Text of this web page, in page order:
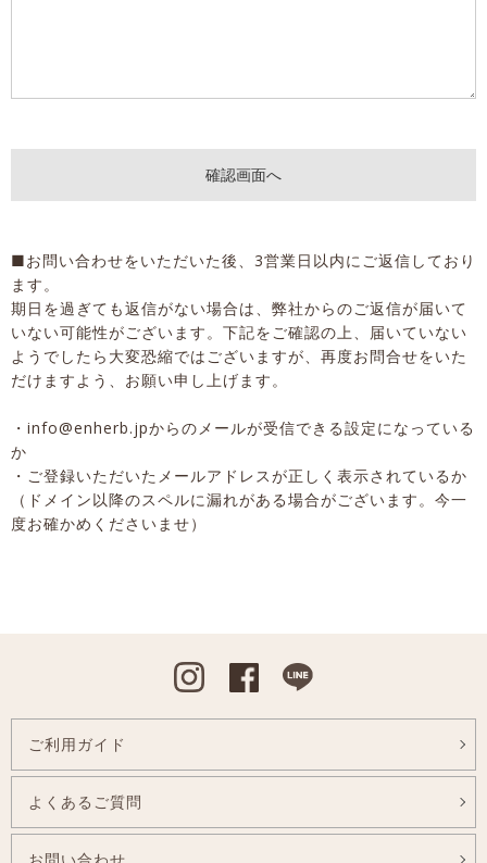
■お問い合わせをいただいた後、3営業日以内にご返信しており
ます。
期日を過ぎても返信がない場合は、弊社からのご返信が届いて
いない可能性がございます。下記をご確認の上、届いていない
ようでしたら大変恐縮ではございますが、再度お問合せをいた
だけますよう、お願い申し上げます。
・info@enherb.jpからのメールが受信できる設定になっている
か
・ご登録いただいたメールアドレスが正しく表示されているか
（ドメイン以降のスペルに漏れがある場合がございます。今一
度お確かめくださいませ）
Instagram
ご利用ガイド
よくあるご質問